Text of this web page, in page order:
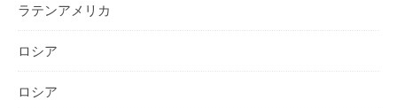
ラテンアメリカ
ロシア
ロシア